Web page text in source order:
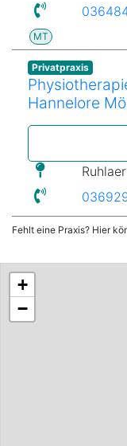
MT
Privatpraxis
Hannelore
Fehlt eine Praxis? Hier
+
−